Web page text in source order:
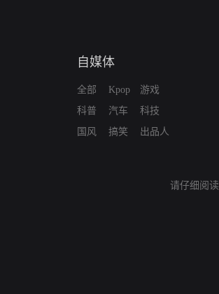
自媒体
全部
科普
国风
Kpop
汽车
搞笑
游戏
科技
出品人
请仔细阅读